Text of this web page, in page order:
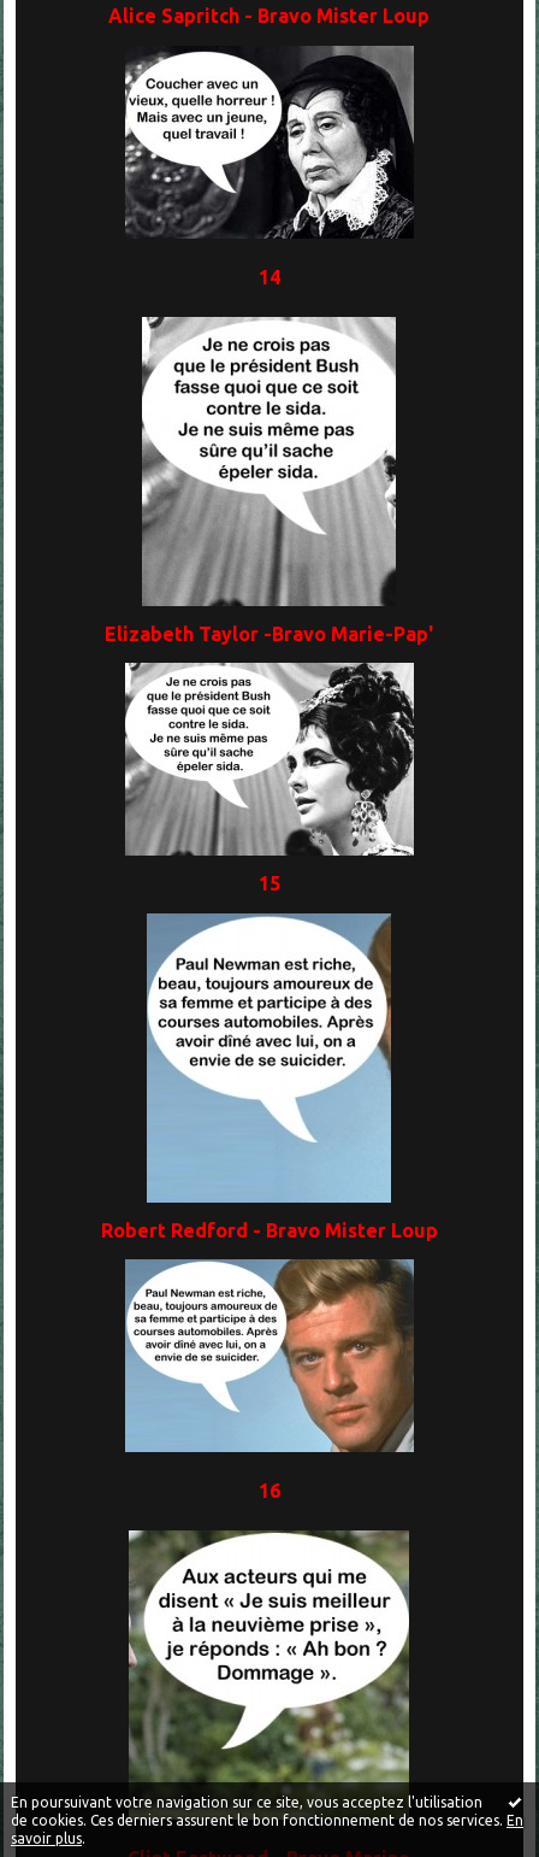
En poursuivant votre navigation sur ce site, vous acceptez l'utilisation
de cookies. Ces derniers assurent le bon fonctionnement de nos services. En
savoir plus.
Alice Sapritch - Bravo Mister Loup
14
Elizabeth Taylor -Bravo Marie-Pap'
15
Robert Redford - Bravo Mister Loup
16